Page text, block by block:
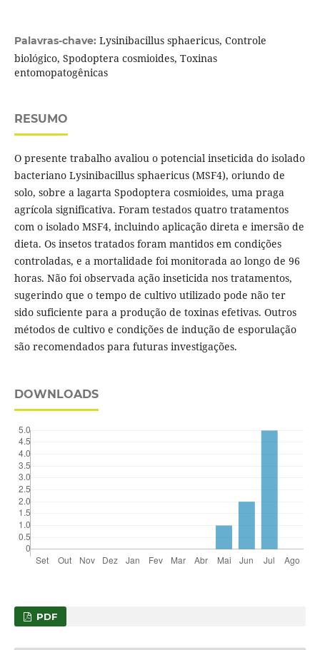
Palavras-chave: Lysinibacillus sphaericus, Controle
biológico, Spodoptera cosmioides, Toxinas
entomopatogênicas
RESUMO
O presente trabalho avaliou o potencial inseticida do isolado
bacteriano Lysinibacillus sphaericus (MSF4), oriundo de
solo, sobre a lagarta Spodoptera cosmioides, uma praga
agrícola significativa. Foram testados quatro tratamentos
com o isolado MSF4, incluindo aplicação direta e imersão de
dieta. Os insetos tratados foram mantidos em condições
controladas, e a mortalidade foi monitorada ao longo de 96
horas. Não foi observada ação inseticida nos tratamentos,
sugerindo que o tempo de cultivo utilizado pode não ter
sido suficiente para a produção de toxinas efetivas. Outros
métodos de cultivo e condições de indução de esporulação
são recomendados para futuras investigações.
DOWNLOADS
PDF